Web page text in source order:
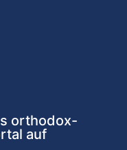
orthodox-
auf